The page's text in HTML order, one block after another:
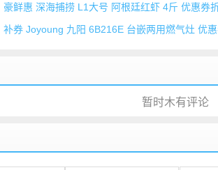
豪鲜惠 深海捕捞 L1大号 阿根廷红虾 4斤 优惠券
补券 Joyoung 九阳 6B216E 台嵌两用燃气灶 优
暂时木有评论